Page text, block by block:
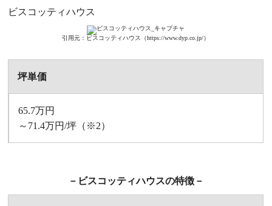
ビスコッティハウス
引用元：ビスコッティハウス（https://www.dyp.co.jp/）
坪単価
65.7万円
～71.4万円/坪 （※2）
－ビスコッティハウスの特徴－